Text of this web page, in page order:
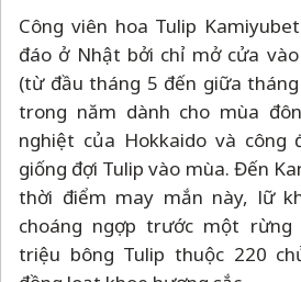
Công viên hoa Tulip
đáo ở Nhật bởi chỉ mở cửa
(từ đầu tháng 5 đến giữa
trong năm dành cho mùa
nghiệt của Hokkaido và công
giống đợi Tulip vào mùa. Đến
thời điểm may mắn này, lữ
choáng ngợp trước một rừng
triệu bông Tulip thuộc 220